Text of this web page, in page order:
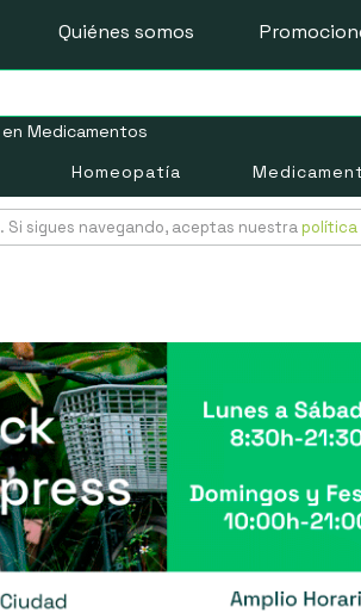
Medicamentos
Quiénes somos
Homeopatía
Si sigues navegando, aceptas nuestra política